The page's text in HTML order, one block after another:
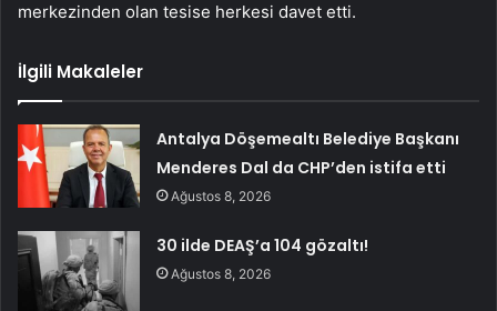
merkezinden olan tesise herkesi davet etti.
İlgili Makaleler
Antalya Döşemealtı Belediye Başkanı
Menderes Dal da CHP’den istifa etti
Ağustos 8, 2026
30 ilde DEAŞ’a 104 gözaltı!
Ağustos 8, 2026